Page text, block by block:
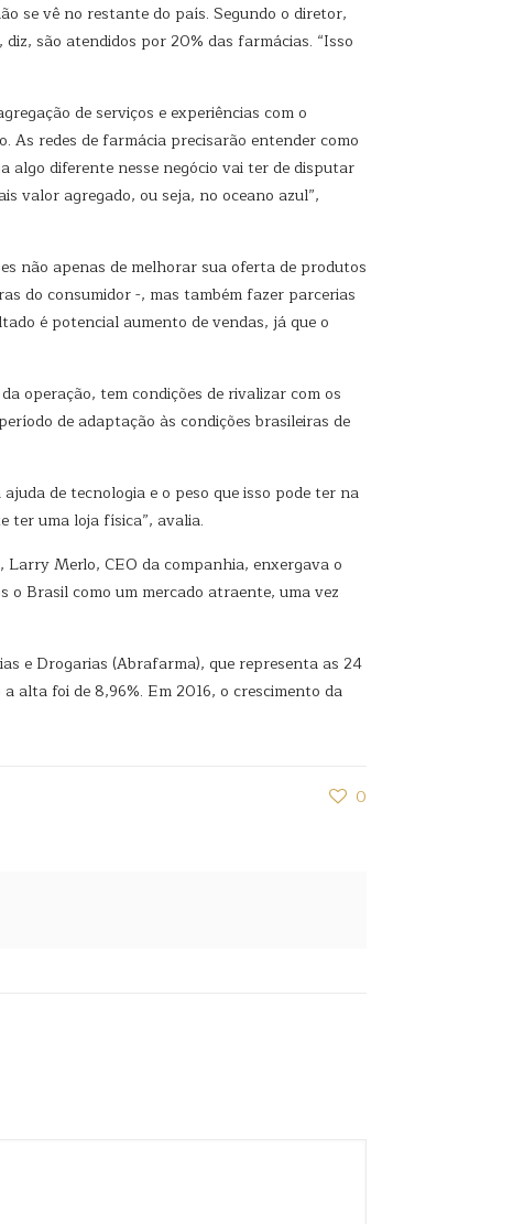
se vê no restante do país. Segundo o diretor,
são atendidos por 20% das farmácias. “Isso
de serviços e experiências com o
As redes de farmácia precisarão entender como
algo diferente nesse negócio vai ter de disputar
valor agregado, ou seja, no oceano azul”,
não apenas de melhorar sua oferta de produtos
do consumidor -, mas também fazer parcerias
é potencial aumento de vendas, já que o
operação, tem condições de rivalizar com os
de adaptação às condições brasileiras de
de tecnologia e o peso que isso pode ter na
ter uma loja física”, avalia.
Merlo, CEO da companhia, enxergava o
o Brasil como um mercado atraente, uma vez
e Drogarias (Abrafarma), que representa as 24
alta foi de 8,96%. Em 2016, o crescimento da
0